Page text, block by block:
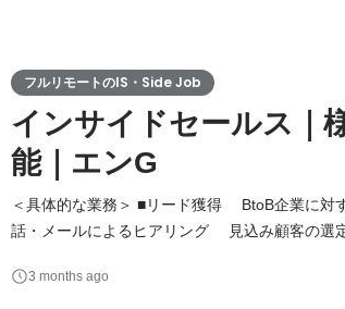
フルリモートのIS・Side Job
インサイドセールス｜
能｜エンG
＜具体的な業務＞ ■リード獲得 BtoB企業に
話・メールによるヒアリング 見込み顧客の選定および商談機
セス最適化 ■リード管理 Salesforce、HubSpotを用いたリード情報管理 ■営業部門への引き渡し 商談へのス
3 months ago